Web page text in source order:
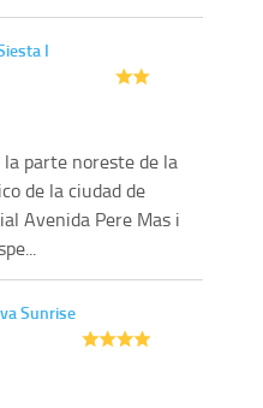
I
parte noreste de la
de la ciudad de
Avenida Pere Mas i
Sunrise